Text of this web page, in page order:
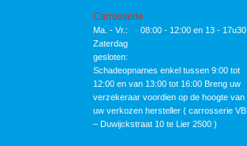
Carrosserie
Ma. - Vr.:
08:00 - 12:00 en 13 - 17u30
Zaterdag
gesloten:
Schadeopnames enkel tussen 9:00 tot
12:00 en van 13:00 tot 16:00 Breng uw
verzekeraar voordien op de hoogte van
uw verkozen hersteller ( carrosserie VB
– Duwijckstraat 10 te Lier 2500 )